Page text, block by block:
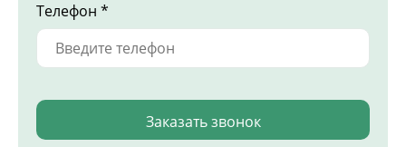
Телефон *
Заказать звонок